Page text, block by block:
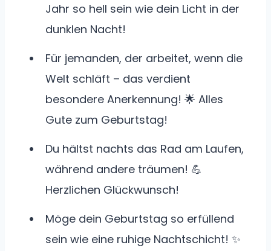
Jahr so hell sein wie dein Licht in der
dunklen Nacht!
Für jemanden, der arbeitet, wenn die
Welt schläft – das verdient
besondere Anerkennung! 🌟 Alles
Gute zum Geburtstag!
Du hältst nachts das Rad am Laufen,
während andere träumen! 💪
Herzlichen Glückwunsch!
Möge dein Geburtstag so erfüllend
sein wie eine ruhige Nachtschicht! ✨